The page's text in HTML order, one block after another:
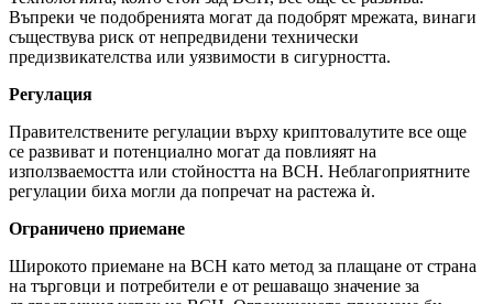
Въпреки че подобренията могат да подобрят мрежата, винаги
съществува риск от непредвидени технически
предизвикателства или уязвимости в сигурността.
Регулация
Правителствените регулации върху криптовалутите все още
се развиват и потенциално могат да повлияят на
използваемостта или стойността на BCH. Неблагоприятните
регулации биха могли да попречат на растежа ѝ.
Ограничено приемане
Широкото приемане на BCH като метод за плащане от страна
на търговци и потребители е от решаващо значение за